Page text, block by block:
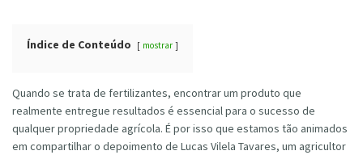
Índice de Conteúdo mostrar
Quando se trata de fertilizantes, encontrar um produto que
realmente entregue resultados é essencial para o sucesso de
qualquer propriedade agrícola. É por isso que estamos tão animados
em compartilhar o depoimento de Lucas Vilela Tavares, um agricultor